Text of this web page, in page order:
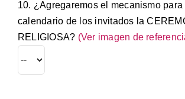
10. ¿Agregaremos el mecanismo para
calendario de los invitados la
RELIGIOSA? (Ver imagen de